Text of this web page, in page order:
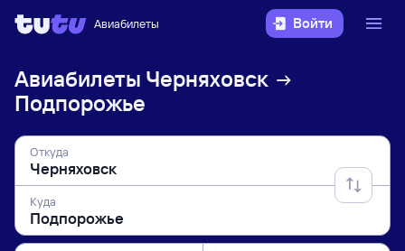
Авиабилеты Войти
Авиабилеты Черняховск
Подпорожье
Откуда
Куда